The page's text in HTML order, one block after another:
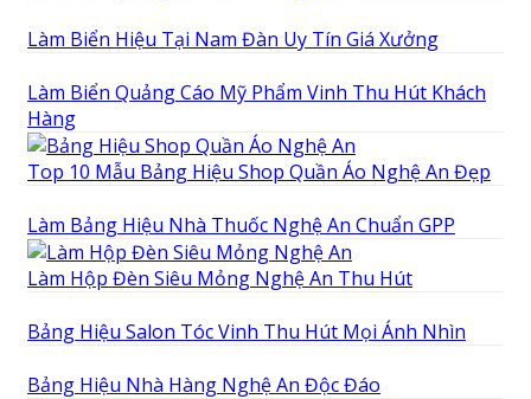
Làm Biển Hiệu Tại Nam Đàn Uy Tín Giá Xưởng
Làm Biển Quảng Cáo Mỹ Phẩm Vinh Thu Hút Khách
Hàng
Top 10 Mẫu Bảng Hiệu Shop Quần Áo Nghệ An Đẹp
Làm Bảng Hiệu Nhà Thuốc Nghệ An Chuẩn GPP
Làm Hộp Đèn Siêu Mỏng Nghệ An Thu Hút
Bảng Hiệu Salon Tóc Vinh Thu Hút Mọi Ánh Nhìn
Bảng Hiệu Nhà Hàng Nghệ An Độc Đáo